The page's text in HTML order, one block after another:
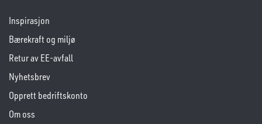
Inspirasjon
Bærekraft og miljø
Retur av EE-avfall
Nyhetsbrev
Opprett bedriftskonto
Om oss